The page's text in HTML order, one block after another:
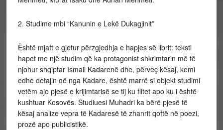
2. Studime mbi “Kanunin e Lekë Dukagjinit”
Është mjaft e gjetur përzgjedhja e hapjes së librit: teksti
hapet me një studim që ka protagonist shkrimtarin më të
njohur shqiptar Ismail Kadarenë dhe, përveç kësaj, kemi
edhe detajin që nga Kadare, është marrë si objekt studimi
vetëm ajo pjesë e krijimtarisë se tij ku flitet apo ku i është
kushtuar Kosovës. Studiuesi Muhadri ka bërë pjesë të
kësaj analize vepra të Kadaresë të zhanrit qoftë në poezi,
prozë apo publicistikë.